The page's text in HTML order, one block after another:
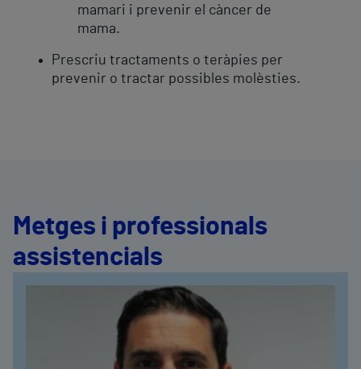
mamari i prevenir el càncer de
mama.
Prescriu tractaments o teràpies per
prevenir o tractar possibles molèsties.
Metges i professionals
assistencials